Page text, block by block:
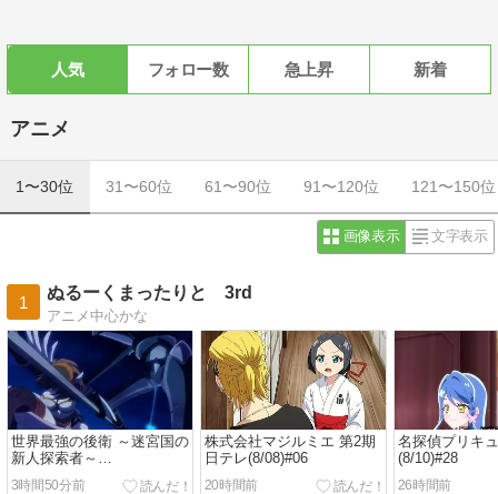
人気 フォロー数 急上昇 新着
アニメ
1〜30位 31〜60位 61〜90位 91〜120位 121〜150位
画像表示 文字表示
1
ぬるーくまったりと 3rd
アニメ中心かな
世界最強の後衛 ～迷宮国の
新人探索者～
TokyoMX(8/08)#06
3時間50分前
株式会社マジルミエ 第2期
日テレ(8/08)#06
20時間前
名探偵プリキ
(8/10)#28
26時間前